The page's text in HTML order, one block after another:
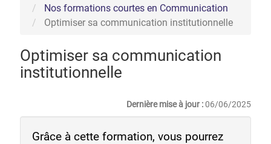
Nos formations courtes en Communication
Optimiser sa communication institutionnelle
Optimiser sa communication
institutionnelle
Dernière mise à jour :06/06/2025
Grâce à cette formation, vous pourrez